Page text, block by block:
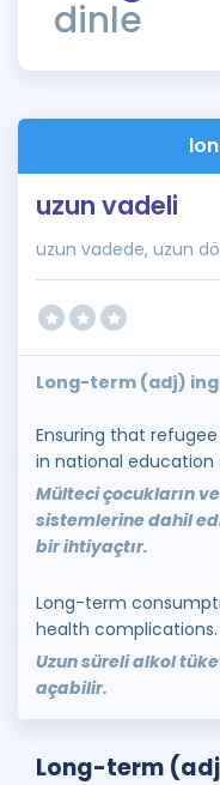
Kampanyalar
İngilizce Gramer
dinle
uzun vadeli
uzun vadede, uzun
Long-term (adj)
Ensuring that
in national
Mülteci çocukların
sistemlerine dahil
bir ihtiyaçtır.
Long-term
health complications.
Uzun süreli alkol
açabilir.
Long-term